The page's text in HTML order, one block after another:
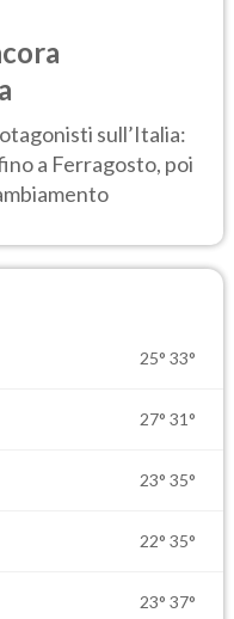
sull’Italia:
a Ferragosto, poi
25° 33°
27° 31°
23° 35°
22° 35°
23° 37°